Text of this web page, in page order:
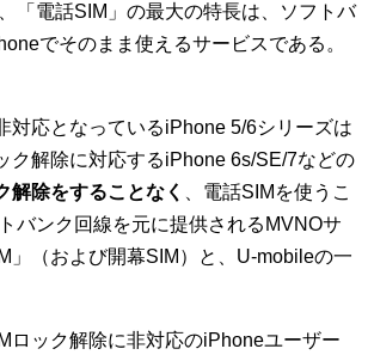
「電話SIM」の最大の特長は、ソフトバ
でそのまま使えるサービスである。
対応となっているiPhone 5/6シリーズは
ク解除に対応するiPhone 6s/SE/7などの
解除をすることなく
、電話SIMを使うこ
バンク回線を元に提供されるMVNOサ
」（および開幕SIM）と、U-mobileの一
ロック解除に非対応のiPhoneユーザー